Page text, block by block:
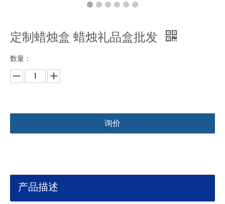
定制蜡烛盒 蜡烛礼品盒批发
数量：
询价
产品描述